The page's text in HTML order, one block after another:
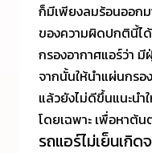
ก็มีเพียงลมร้อนออกม
ของความผิดปกตินี้ไ
กรองอากาศแอร์ว่า
จากนั้นให้นำแผ่นกรอ
แล้วยังไม่ดีขึ้นแนะน
โดยเฉพาะ เพื่อหาต้
รถแอร์ไม่เย็นเกิด